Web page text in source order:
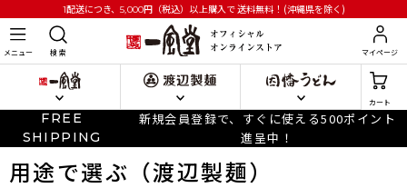
1配送につき、5,000円 （税込）以上購入で送料無料！(沖縄県を除く)
メニュー 検 索 マイページ
カート
FREE
SHIPPING
新規会員登録で、すぐに使える500ポイント
進呈中！
用途で選ぶ（渡辺製麺）